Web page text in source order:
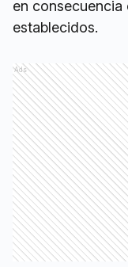
en
establecidos.
Ads